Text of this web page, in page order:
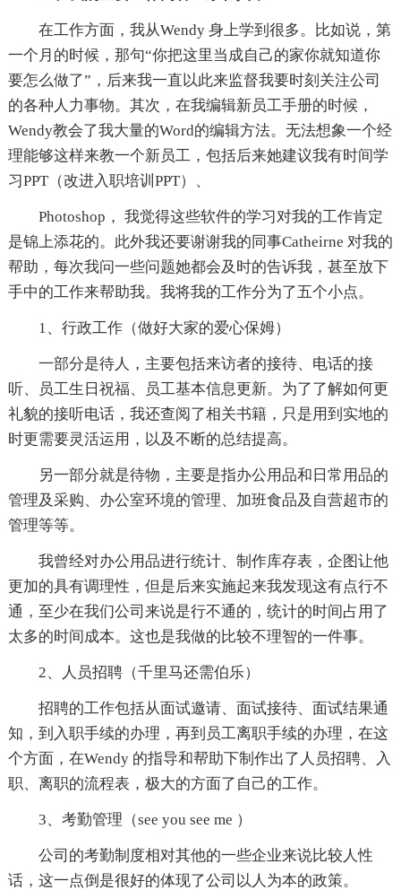
在工作方面，我从Wendy 身上学到很多。比如说，第
一个月的时候，那句“你把这里当成自己的家你就知道你
要怎么做了”，后来我一直以此来监督我要时刻关注公司
的各种人力事物。其次，在我编辑新员工手册的时候，
Wendy教会了我大量的Word的编辑方法。无法想象一个经
理能够这样来教一个新员工，包括后来她建议我有时间学
习PPT（改进入职培训PPT）、
Photoshop， 我觉得这些软件的学习对我的工作肯定
是锦上添花的。此外我还要谢谢我的同事Catheirne 对我的
帮助，每次我问一些问题她都会及时的告诉我，甚至放下
手中的工作来帮助我。我将我的工作分为了五个小点。
1、行政工作（做好大家的爱心保姆）
一部分是待人，主要包括来访者的接待、电话的接
听、员工生日祝福、员工基本信息更新。为了了解如何更
礼貌的接听电话，我还查阅了相关书籍，只是用到实地的
时更需要灵活运用，以及不断的总结提高。
另一部分就是待物，主要是指办公用品和日常用品的
管理及采购、办公室环境的管理、加班食品及自营超市的
管理等等。
我曾经对办公用品进行统计、制作库存表，企图让他
更加的具有调理性，但是后来实施起来我发现这有点行不
通，至少在我们公司来说是行不通的，统计的时间占用了
太多的时间成本。这也是我做的比较不理智的一件事。
2、人员招聘（千里马还需伯乐）
招聘的工作包括从面试邀请、面试接待、面试结果通
知，到入职手续的办理，再到员工离职手续的办理，在这
个方面，在Wendy 的指导和帮助下制作出了人员招聘、入
职、离职的流程表，极大的方面了自己的工作。
3、考勤管理（see you see me ）
公司的考勤制度相对其他的一些企业来说比较人性
话，这一点倒是很好的体现了公司以人为本的政策。